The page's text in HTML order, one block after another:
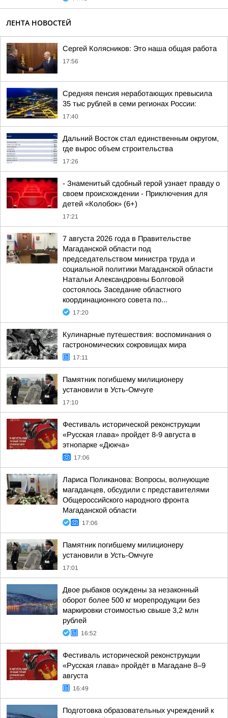
ЛЕНТА НОВОСТЕЙ
Сергей Колясников: Это наша общая работа
17:56
Средняя пенсия неработающих превысила
35 тыс рублей в семи регионах России:
17:40
Дальний Восток стал единственным округом,
где вырос объем строительства
17:26
- Знаменитый сдобный герой узнает правду о
своем происхождении - Приключения для
детей «Колобок» (6+)
17:21
7 августа 2026 года в Правительстве
Магаданской области под
председательством министра труда и
социальной политики Магаданской области
Натальи Александровны Болговой
состоялось Заседание областного
координационного совета по...
17:20
Кулинарные путешествия: воспоминания о
гастрономических сокровищах мира
17:11
Памятник погибшему милиционеру
установили в Усть-Омчуге
17:10
Фестиваль исторической реконструкции
«Русская глава» пройдет 8-9 августа в
этнопарке «Дюкча»
17:06
Лариса Поликанова: Вопросы, волнующие
магаданцев, обсудили с представителями
Общероссийского народного фронта
Магаданской области
17:06
Памятник погибшему милиционеру
установили в Усть-Омчуге
17:01
Двое рыбаков осуждены за незаконный
оборот более 500 кг морепродукции без
маркировки стоимостью свыше 3,2 млн
рублей
16:52
Фестиваль исторической реконструкции
«Русская глава» пройдёт в Магадане 8–9
августа
16:49
Подготовка образовательных учреждений к